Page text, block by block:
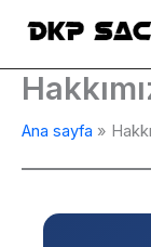
Ana sayfa